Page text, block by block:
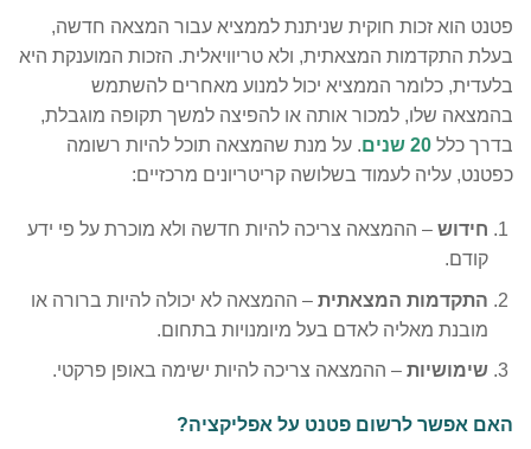
פטנט הוא זכות חוקית שניתנת לממציא עבור המצאה חדשה,
בעלת התקדמות המצאתית, ולא טריוויאלית. הזכות המוענקת היא
בלעדית, כלומר הממציא יכול למנוע מאחרים להשתמש
בהמצאה שלו, למכור אותה או להפיצה למשך תקופה מוגבלת,
בדרך כלל 20 שנ ים. על מנת שהמצאה תוכל להיות רשומה
כפטנט, עליה לעמוד בשלושה קריטריונים מרכזיים:
חידוש– ההמצאה צריכה להיות חדשה ולא מוכרת על פי ידע
קודם.
התקדמות המצאתית– ההמצאה לא יכולה להיות ברורה או
מובנת מאליה לאדם בעל מיומנויות בתחום.
שימושיות– ההמצאה צריכה להיות ישימה באופן פרקטי.
האם אפשר לרשום פטנט על אפליקציה?